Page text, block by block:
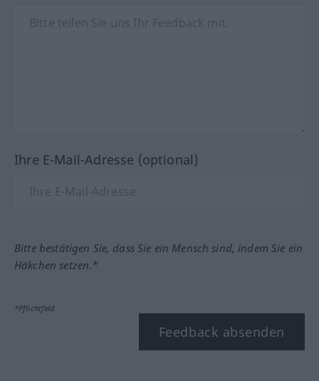
Ihre E-Mail-Adresse (optional)
Bitte bestätigen Sie, dass Sie ein Mensch sind, indem Sie ein
Häkchen setzen.*
*Pflichtfeld
Feedback absenden